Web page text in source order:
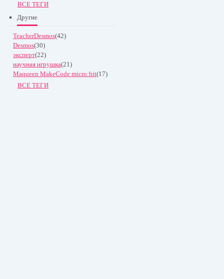
ВСЕ ТЕГИ
Другие
TeacherDesmos(42)
Desmos(30)
эксперт(22)
научная игрушка(21)
Maqueen MakeCode micro:bit(17)
ВСЕ ТЕГИ